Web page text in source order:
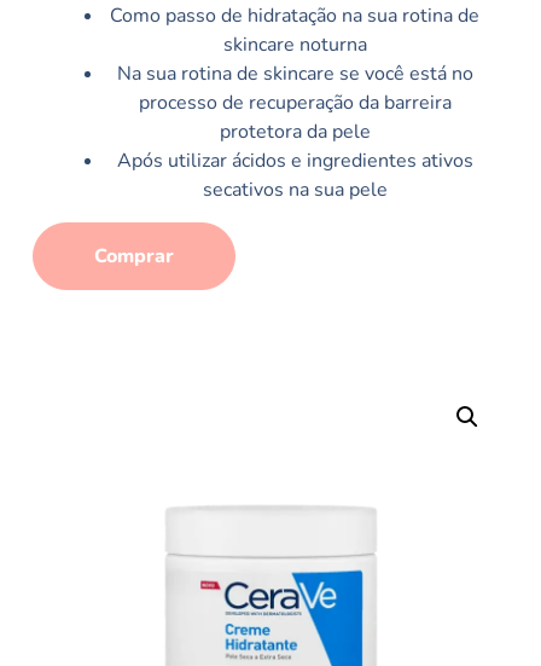
Como passo de hidratação na sua rotina de
skincare noturna
Na sua rotina de skincare se você está no
processo de recuperação da barreira
protetora da pele
Após utilizar ácidos e ingredientes ativos
secativos na sua pele
Comprar